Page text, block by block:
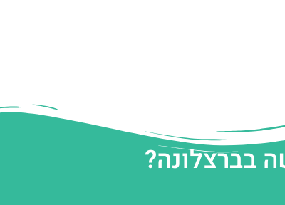
בברצלונה?